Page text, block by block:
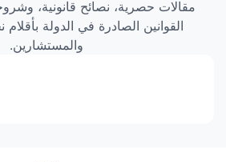
مقالات حصرية، نصائح قانونية،
القوانين الصادرة في الدولة
والمستشارين.